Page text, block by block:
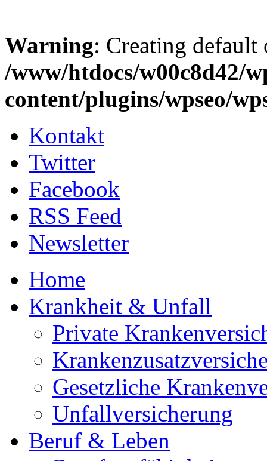
Warning: Creating
/www/htdocs/w00c8d42/
content/plugins/wpseo/
Kontakt
Twitter
Facebook
RSS Feed
Newsletter
Home
Krankheit & Unfall
Private
Gesetzliche
Unfallversicherung
Beruf & Leben